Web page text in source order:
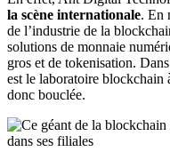
la scène internationale. En
de l’industrie de la
solutions de monnaie
gros et de tokenisation.
est le laboratoire blockchain
donc bouclée.